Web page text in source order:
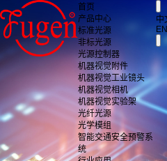
首页
产品中心
标准光源
非标光源
光源控制器
机器视觉附件
机器视觉工业镜头
机器视觉相机
机器视觉实验架
光纤光源
光学模组
智能交通安全预警系
统
中
EN